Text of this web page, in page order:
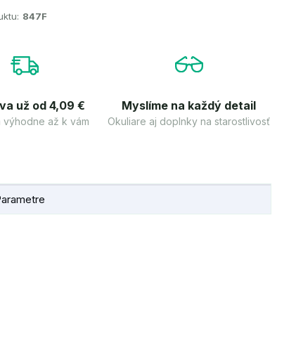
847F
už od 4,09 €
výhodne až k vám
Myslíme na každý detail
Okuliare aj doplnky na starostlivosť